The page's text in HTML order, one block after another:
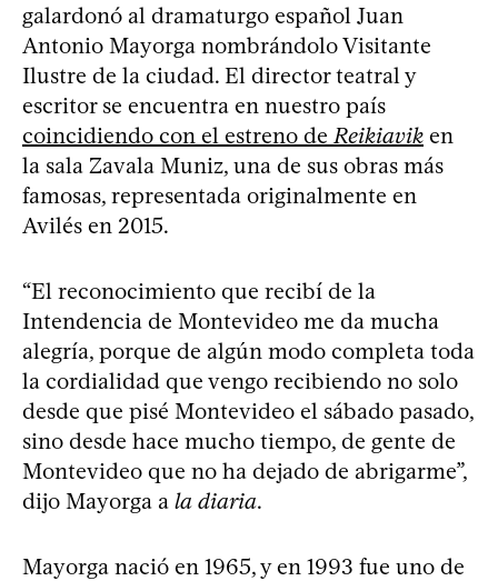
galardonó al dramaturgo español Juan
Antonio Mayorga nombrándolo Visitante
Ilustre de la ciudad. El director teatral y
escritor se encuentra en nuestro país
coincidiendo con el estreno de Reikiavik en
la sala Zavala Muniz, una de sus obras más
famosas, representada originalmente en
Avilés en 2015.
“El reconocimiento que recibí de la
Intendencia de Montevideo me da mucha
alegría, porque de algún modo completa toda
la cordialidad que vengo recibiendo no solo
desde que pisé Montevideo el sábado pasado,
sino desde hace mucho tiempo, de gente de
Montevideo que no ha dejado de abrigarme”,
dijo Mayorga a la diaria.
Mayorga nació en 1965, y en 1993 fue uno de